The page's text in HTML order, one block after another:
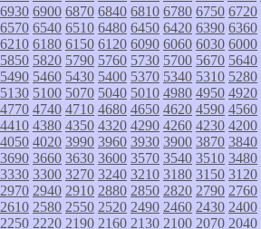
6930 6900 6870 6840 6810 6780 6750 6720
6570 6540 6510 6480 6450 6420 6390 6360
6210 6180 6150 6120 6090 6060 6030 6000
5850 5820 5790 5760 5730 5700 5670 5640
5490 5460 5430 5400 5370 5340 5310 5280
5130 5100 5070 5040 5010 4980 4950 4920
4770 4740 4710 4680 4650 4620 4590 4560
4410 4380 4350 4320 4290 4260 4230 4200
4050 4020 3990 3960 3930 3900 3870 3840
3690 3660 3630 3600 3570 3540 3510 3480
3330 3300 3270 3240 3210 3180 3150 3120
2970 2940 2910 2880 2850 2820 2790 2760
2610 2580 2550 2520 2490 2460 2430 2400
2250 2220 2190 2160 2130 2100 2070 2040